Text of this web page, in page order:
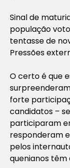
Sinal de
população
tentasse de
Pressões
O certo é que
forte
candidatos –
participaram
responderam
pelos
quenianos têm